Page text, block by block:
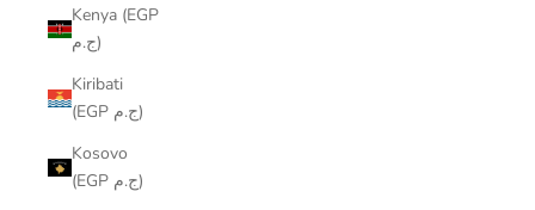
Kenya (EGP
ج.م)
Kiribati
(EGP ج.م)
Kosovo
(EGP ج.م)